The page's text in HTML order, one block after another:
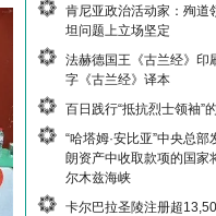
肯尼亚政治活动家：殉道
坦问题上立场坚定
法赫德国王《古兰经》印
字《古兰经》译本
百日践行“抵抗烈士领袖”
“哈塔姆·安比亚”中央总
朗资产中收取款项的国家
尔木兹海峡
卡尔巴拉圣陵注册超